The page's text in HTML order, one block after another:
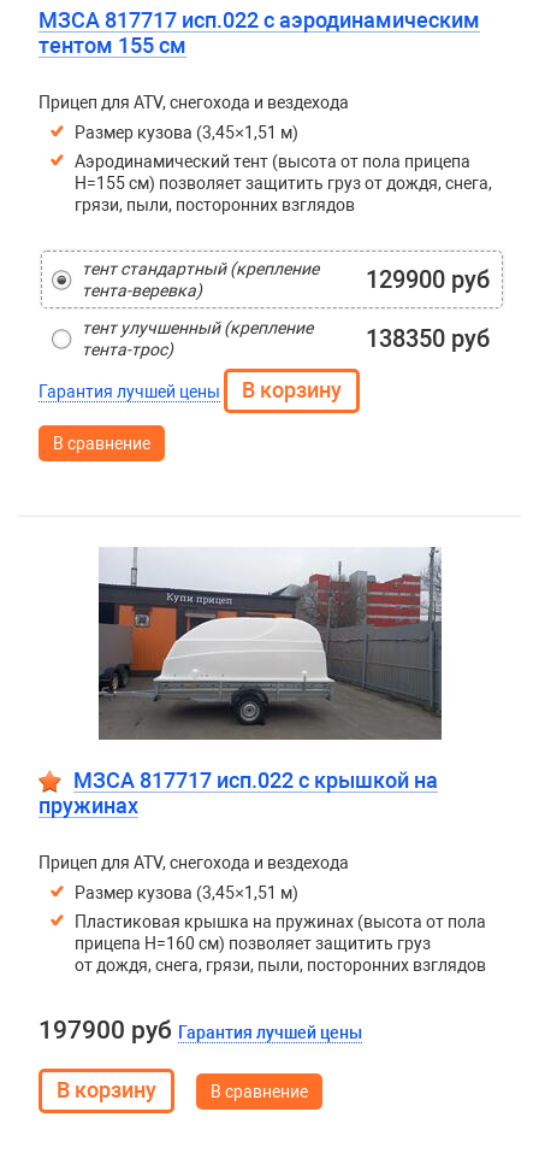
МЗСА 817717 исп.022 с аэродинамическим
тентом 155 см
Прицеп для ATV, снегохода и вездехода
Размер кузова (3,45×1,51 м)
Аэродинамический тент (высота от пола прицепа
H=155 см) позволяет защитить груз от дождя, снега,
грязи, пыли, посторонних взглядов
тент стандартный (крепление
тента-веревка)
129900 руб
тент улучшенный (крепление
тента-трос)
138350 руб
Гарантия лучшей цены
В сравнение
МЗСА 817717 исп.022 с крышкой на
пружинах
Прицеп для ATV, снегохода и вездехода
Размер кузова (3,45×1,51 м)
Пластиковая крышка на пружинах (высота от пола
прицепа H=160 см) позволяет защитить груз
от дождя, снега, грязи, пыли, посторонних взглядов
197900 руб Гарантия лучшей цены
В сравнение